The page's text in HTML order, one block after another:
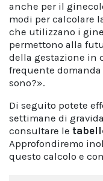
anche per il
modi per calcolare
che utilizzano i
permettono alla
della gestazione in
frequente
sono?».
Di seguito potete
settimane di
consultare le
Approfondiremo
questo calcolo e